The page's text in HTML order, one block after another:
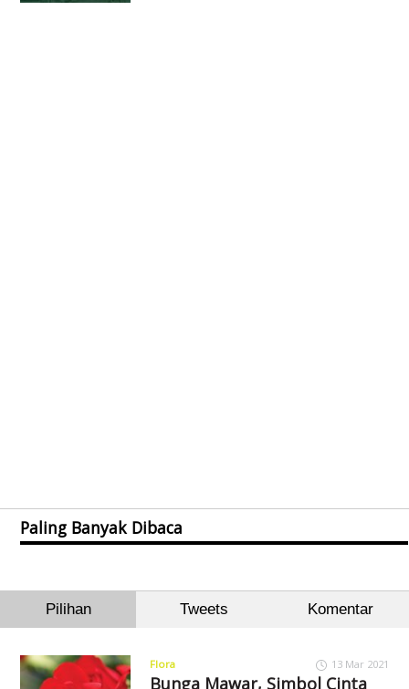
Paling Banyak Dibaca
Pilihan Tweets Komentar
Flora 13 Mar 2021
Bunga Mawar, Simbol Cinta